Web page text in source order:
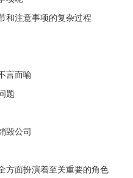
和注意事项的复杂过程
言而喻
题
毁公司
方面扮演着至关重要的角色